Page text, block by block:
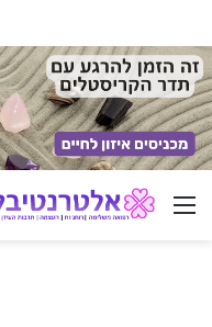
ניווט באתר